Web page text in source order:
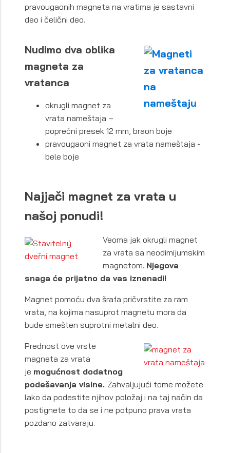
pravougaonih magneta na vratima je sastavni
deo i čelični deo.
Nudimo dva oblika
magneta za
vratanca
okrugli magnet za
vrata nameštaja –
poprečni presek 12 mm, braon boje
pravougaoni magnet za vrata nameštaja -
bele boje
Najjači magnet za vrata u
našoj ponudi!
Veoma jak okrugli magnet
za vrata sa neodimijumskim
magnetom. Njegova
snaga će prijatno da vas iznenadi!
Magnet pomoću dva šrafa pričvrstite za ram
vrata, na kojima nasuprot magnetu mora da
bude smešten suprotni metalni deo.
Prednost ove vrste
magneta za vrata
je mogućnost dodatnog
podešavanja visine. Zahvaljujući tome možete
lako da podestite njihov položaj i na taj način da
postignete to da se i ne potpuno prava vrata
pozdano zatvaraju.